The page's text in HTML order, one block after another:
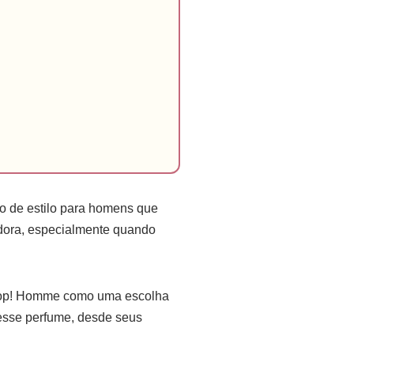
de estilo para homens que
especialmente quando
Homme como uma escolha
perfume, desde seus